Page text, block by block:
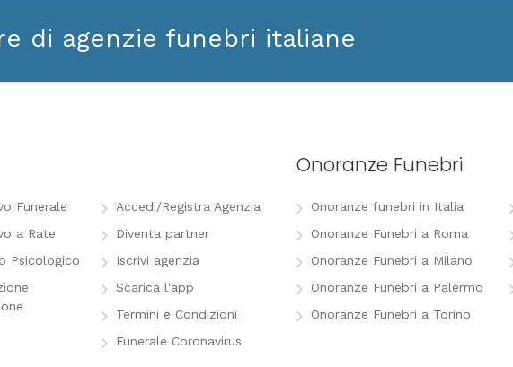
di agenzie funebri italiane
Funerale
a Rate
Psicologico
Accedi/Registra Agenzia
Diventa partner
Iscrivi agenzia
Scarica l'app
Termini e Condizioni
Funerale Coronavirus
Onoranze Funebri
Onoranze funebri in Italia
Onoranze Funebri a Roma
Onoranze Funebri a Milano
Onoranze Funebri a Palermo
Onoranze Funebri a Torino